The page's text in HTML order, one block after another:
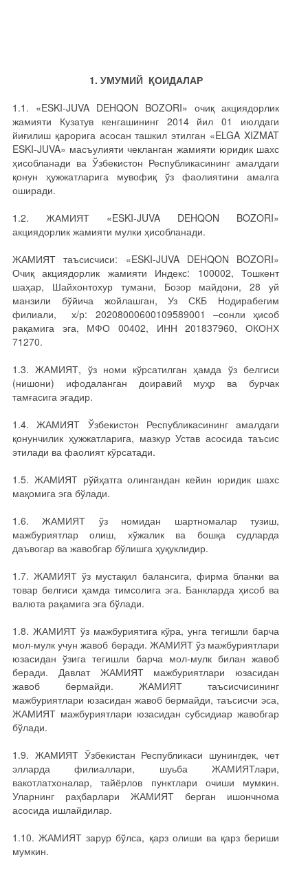
1. УМУМИЙ ҚОИДАЛАР
1.1. «ESKI-JUVA DEHQON BOZORI» очиқ акциядорлик
жамияти Кузатув кенгашининг 2014 йил 01 июлдаги
йиғилиш қарорига асосан ташкил этилган «ELGA XIZMAT
ESKI-JUVA» масъулияти чекланган жамияти юридик шахс
ҳисобланади ва Ўзбекистон Республикасининг амалдаги
қонун ҳужжатларига мувофиқ ўз фаолиятини амалга
оширади.
1.2. ЖАМИЯТ «ESKI-JUVA DEHQON BOZORI»
акциядорлик жамияти мулки ҳисобланади.
ЖАМИЯТ таъсисчиси: «ESKI-JUVA DEHQON BOZORI»
Очиқ акциядорлик жамияти Индекс: 100002, Тошкент
шаҳар, Шайхонтохур тумани, Бозор майдони, 28 уй
манзили бўйича жойлашган, Уз СКБ Нодирабегим
филиали, х/р: 20208000600109589001 –сонли ҳисоб
рақамига эга, МФО 00402, ИНН 201837960, ОКОНХ
71270.
1.3. ЖАМИЯТ, ўз номи кўрсатилган ҳамда ўз белгиси
(нишони) ифодаланган доиравий муҳр ва бурчак
тамғасига эгадир.
1.4. ЖАМИЯТ Ўзбекистон Республикасининг амалдаги
қонунчилик ҳужжатларига, мазкур Устав асосида таъсис
этилади ва фаолият кўрсатади.
1.5. ЖАМИЯТ рўйҳатга олингандан кейин юридик шахс
мақомига эга бўлади.
1.6. ЖАМИЯТ ўз номидан шартномалар тузиш,
мажбуриятлар олиш, хўжалик ва бошқа судларда
даъвогар ва жавобгар бўлишга ҳуқуклидир.
1.7. ЖАМИЯТ ўз мустақил балансига, фирма бланки ва
товар белгиси ҳамда тимсолига эга. Банкларда ҳисоб ва
валюта рақамига эга бўлади.
1.8. ЖАМИЯТ ўз мажбуриятига кўра, унга тегишли барча
мол-мулк учун жавоб беради. ЖАМИЯТ ўз мажбуриятлари
юзасидан ўзига тегишли барча мол-мулк билан жавоб
беради. Давлат ЖАМИЯТ мажбуриятлари юзасидан
жавоб бермайди. ЖАМИЯТ таъсисчисининг
мажбуриятлари юзасидан жавоб бермайди, таъсисчи эса,
ЖАМИЯТ мажбуриятлари юзасидан субсидиар жавобгар
бўлади.
1.9. ЖАМИЯТ Ўзбекистан Республикаси шунингдек, чет
элларда филиаллари, шуьба ЖАМИЯТлари,
вакотлатхоналар, тайёрлов пунктлари очиши мумкин.
Уларнинг раҳбарлари ЖАМИЯТ берган ишончнома
асосида ишлайдилар.
1.10. ЖАМИЯТ зарур бўлса, қарз олиши ва қарз бериши
мумкин.